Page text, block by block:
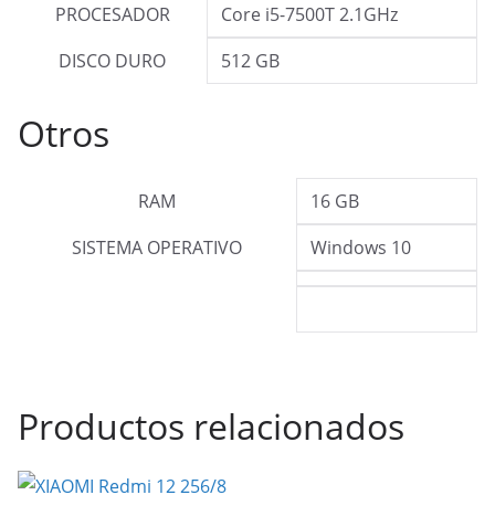
PROCESADOR
Core i5-7500T 2.1GHz
DISCO DURO
512 GB
Otros
RAM
16 GB
SISTEMA OPERATIVO
Windows 10
Productos relacionados